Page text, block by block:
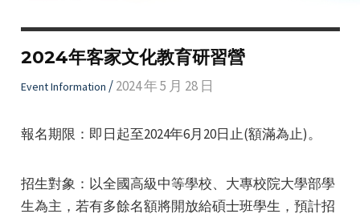
2024年客家文化教育研習營
Event Information /2024 年 5 月 28 日
報名期限：即日起至2024年6月20日止(額滿為止)。
招生對象：以全國高級中等學校、大專校院大學部學
生為主，若有多餘名額將開放給碩士班學生，預計招